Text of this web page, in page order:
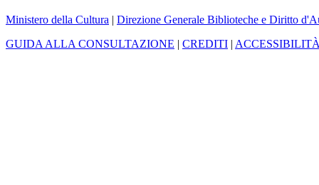
Ministero della Cultura | Direzione Generale Biblioteche e Diritto
GUIDA ALLA CONSULTAZIONE | CREDITI |